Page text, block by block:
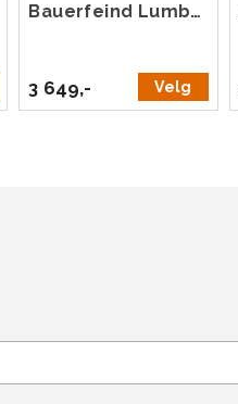
Bauerfeind LumboLoc Forte
3 649,- Velg